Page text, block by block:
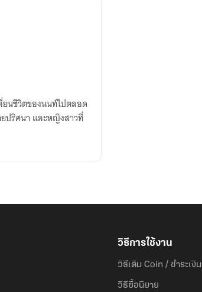
วิธีการใช้งาน
วิธีเติม Coin / ชำระเงิน
วิธีซื้อนิยาย